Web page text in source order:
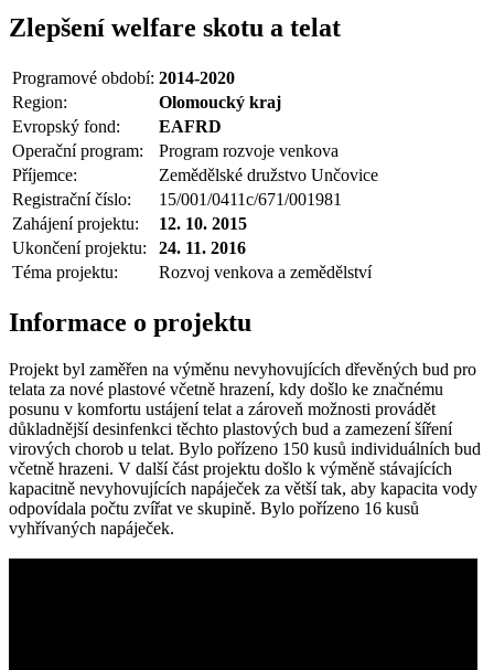
Zlepšení welfare skotu a telat
Programové období: 2014-2020
Region:
Olomoucký kraj
Evropský fond:
EAFRD
Operační program:
Program rozvoje venkova
Příjemce:
Zemědělské družstvo Unčovice
Registrační číslo:
15/001/0411c/671/001981
Zahájení projektu:
12. 10. 2015
Ukončení projektu:
24. 11. 2016
Téma projektu:
Rozvoj venkova a zemědělství
Informace o projektu
Projekt byl zaměřen na výměnu nevyhovujících dřevěných bud pro
telata za nové plastové včetně hrazení, kdy došlo ke značnému
posunu v komfortu ustájení telat a zároveň možnosti provádět
důkladnější desinfenkci těchto plastových bud a zamezení šíření
virových chorob u telat. Bylo pořízeno 150 kusů individuálních bud
včetně hrazeni. V další část projektu došlo k výměně stávajících
kapacitně nevyhovujících napáječek za větší tak, aby kapacita vody
odpovídala počtu zvířat ve skupině. Bylo pořízeno 16 kusů
vyhřívaných napáječek.